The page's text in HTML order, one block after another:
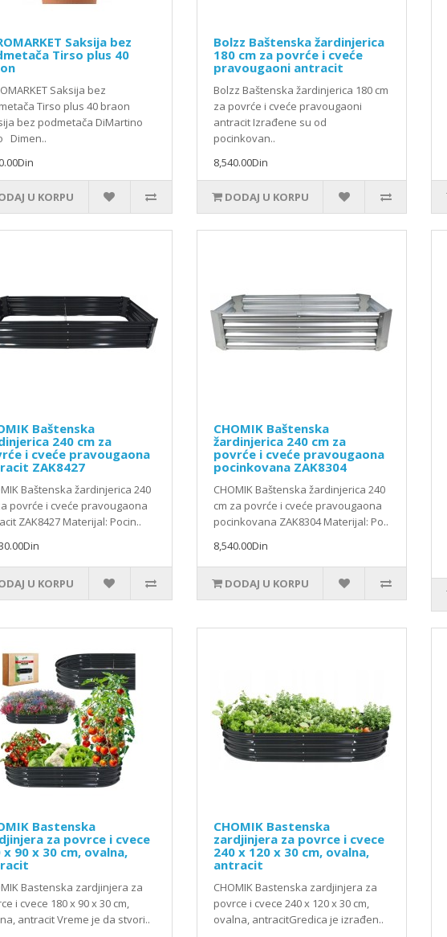
Saksija bez
Tirso plus 40
Saksija bez
Tirso plus 40 braon
bez podmetača DiMartino
Dimen..
U KORPU
Bolzz Baštenska žardinjerica
180 cm za povrće i cveće
pravougaoni antracit
Bolzz Baštenska žardinjerica 180 cm
za povrće i cveće pravougaoni
antracit Izrađene su od
pocinkovan..
8,540.00Din
DODAJ U KORPU
Baštenska
240 cm za
i cveće pravougaona
ZAK8427
Baštenska žardinjerica 240
povrće i cveće pravougaona
ZAK8427 Materijal: Pocin..
U KORPU
CHOMIK Baštenska
žardinjerica 240 cm za
povrće i cveće pravougaona
pocinkovana ZAK8304
CHOMIK Baštenska žardinjerica 240
cm za povrće i cveće pravougaona
pocinkovana ZAK8304 Materijal: Po..
8,540.00Din
DODAJ U KORPU
Bastenska
za povrce i cvece
x 90 x 30 cm, ovalna,
Bastenska zardjinjera za
i cvece 180 x 90 x 30 cm,
antracit Vreme je da stvori..
CHOMIK Bastenska
zardjinjera za povrce i cvece
240 x 120 x 30 cm, ovalna,
antracit
CHOMIK Bastenska zardjinjera za
povrce i cvece 240 x 120 x 30 cm,
ovalna, antracitGredica je izrađen..